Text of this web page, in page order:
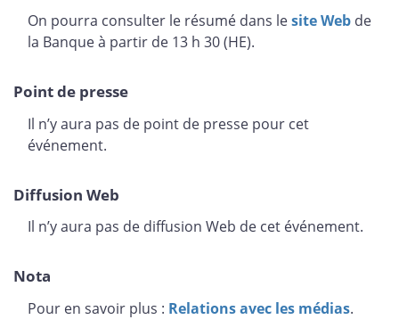
On pourra consulter le résumé dans lesite Web de
la Banque à partir de 13 h 30 (HE).
Point de presse
Il n’y aura pas de point de presse pour cet
événement.
Diffusion Web
Il n’y aura pas de diffusion Web de cet événement.
Nota
Pour en savoir plus : Relations avec les médias.